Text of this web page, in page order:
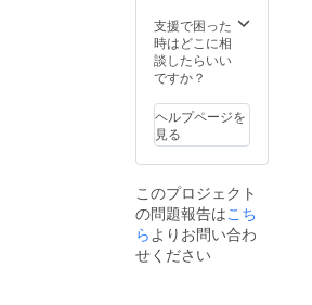
支援で困った
時はどこに相
談したらいい
ですか？
ヘルプページを
見る
このプロジェクト
の問題報告はこち
ら よりお問い合わ
せください